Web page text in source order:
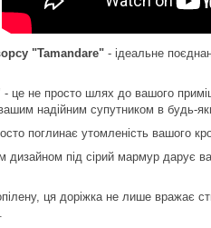
"Tamandare" - ідеальне
це не просто шлях до вашого
надійним супутником в будь-
поглинає утомленість вашого
дизайном під сірий мармур дарує
ця доріжка не лише вражає